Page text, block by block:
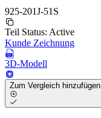
925-201J-51S
Teil Status: Active
Kunde Zeichnung
3D-Modell
Zum Vergleich hinzufügen